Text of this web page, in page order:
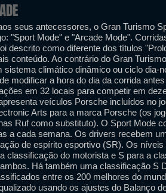
seus antecessores, o Gran Turismo
"Sport Mode" e "Arcade Mode".
descrito como diferente dos títulos
conteúdo. Ao contrário do Gran
sistema climático dinâmico ou ciclo dia-
modificar a hora do dia da corrida
em 32 locais para competir em
veículos Porsche incluídos no
Arts para a marca Porsche (os
Ruf como substituto). O Sport Mode
a cada semana. Os drivers recebem
de espírito esportivo (SR). Os
classificação do motorista e S para a
Há também uma classificação S
entre os 200 melhores do
usando os ajustes do Balanço